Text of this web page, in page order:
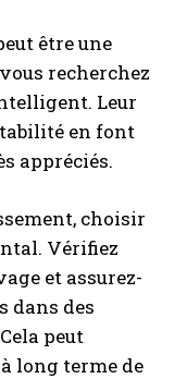
être une
recherchez
Leur
en font
appréciés.
choisir
Vérifiez
et assurez-
dans des
peut
long terme de